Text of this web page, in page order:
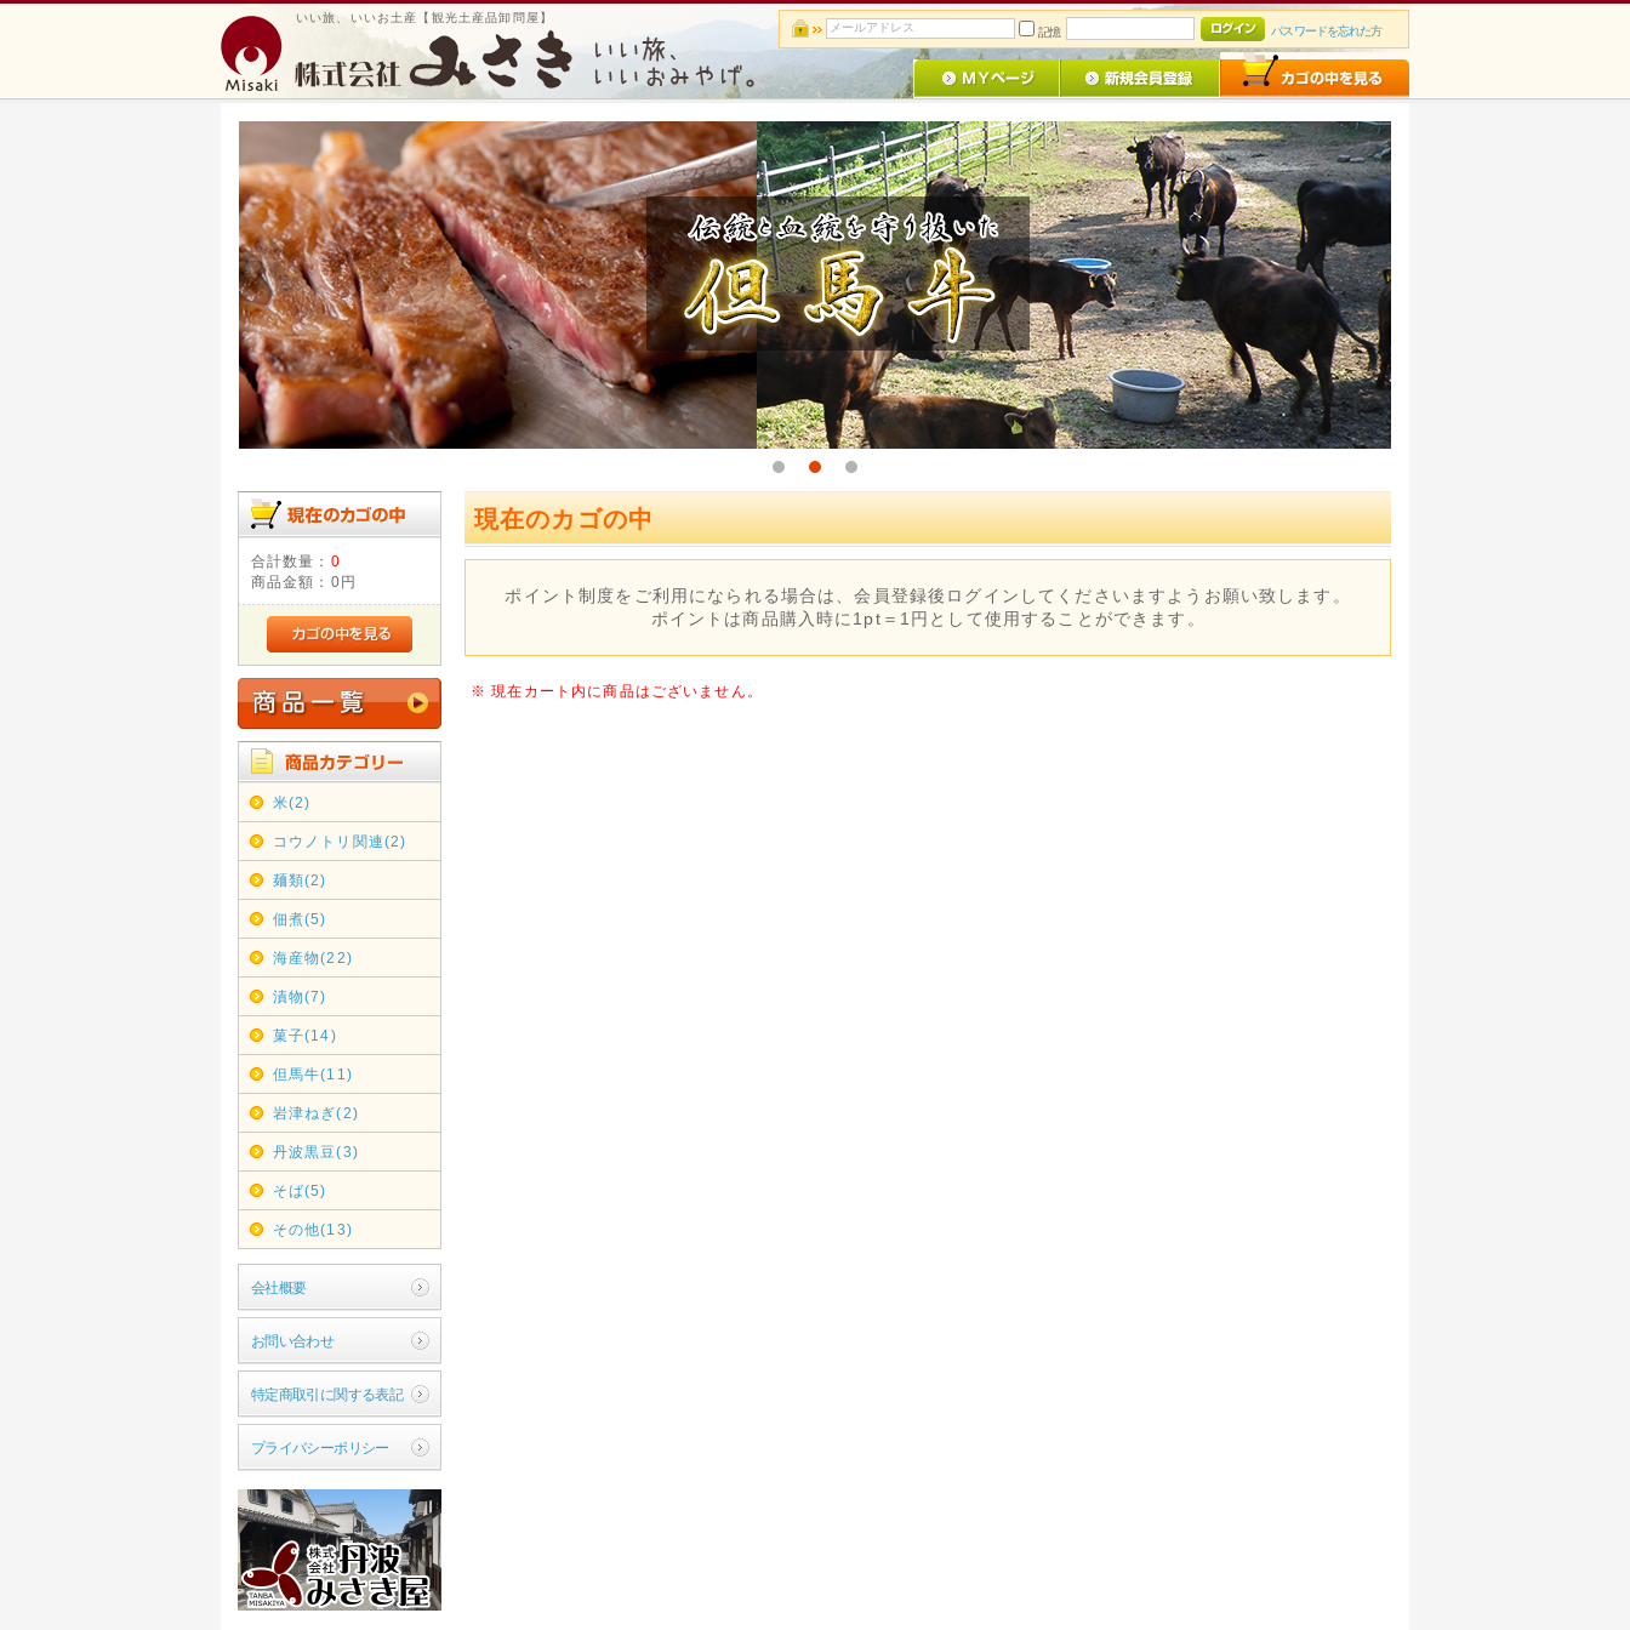
いい旅、いいお土産【観光土産品卸問屋】
記憶
パスワードを忘れた方
1 2 3
合計数量： 0
商品金額： 0円
米(2)
コウノトリ関連(2)
麺類(2)
佃煮(5)
海産物(22)
漬物(7)
菓子(14)
但馬牛(11)
岩津ねぎ(2)
丹波黒豆(3)
そば(5)
その他(13)
会社概要
お問い合わせ
特定商取引に関する表記
プライバシーポリシー
現在のカゴの中
ポイント制度をご利用になられる場合は、会員登録後ログインしてくださいますようお願い致します。
ポイントは商品購入時に 1pt＝1円 として使用することができます。
※ 現在カート内に商品はございません。